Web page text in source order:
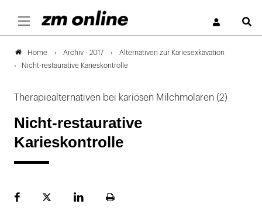
Home Archiv - 2017
Alternativen zur Kariesexkavation
Nicht-restaurative Karieskontrolle
Therapiealternativen bei kariösen Milchmolaren (2)
Nicht-restaurative
Karieskontrolle
FacebookPlattformLinekdInSeite